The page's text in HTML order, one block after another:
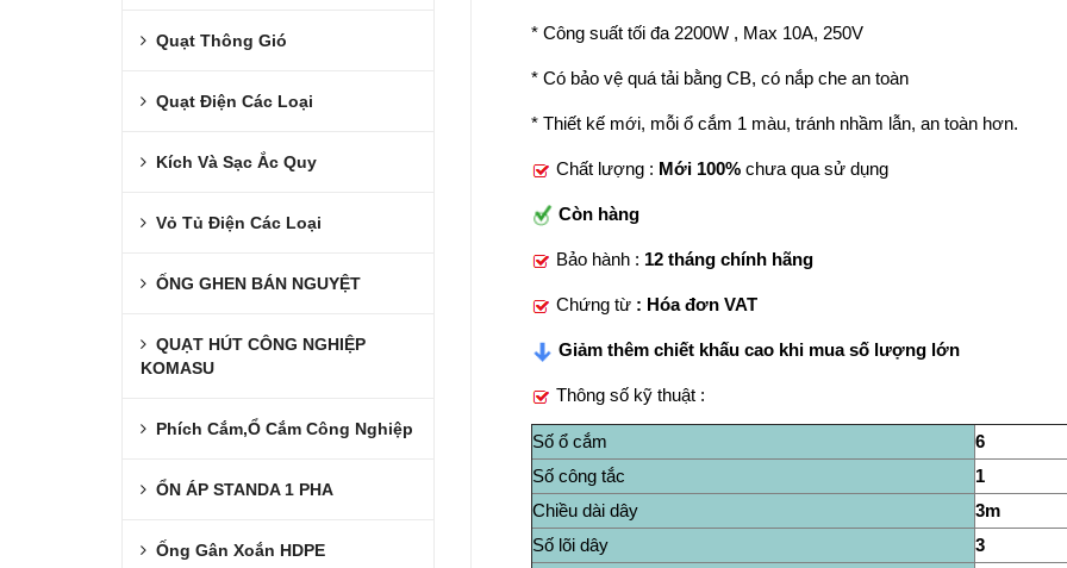
Quạt Thông Gió
Quạt Điện Các Loại
Kích Và Sạc Ắc Quy
Vỏ Tủ Điện Các Loại
ỐNG GHEN BÁN NGUYỆT
QUẠT HÚT CÔNG NGHIỆP
KOMASU
Phích Cắm,Ổ Cắm Công Nghiệp
ỔN ÁP STANDA 1 PHA
Ống Gân Xoắn HDPE
* Công suất tối đa 2200W , Max 10A, 250V
* Có bảo vệ quá tải bằng CB, có nắp che an toàn
* Thiết kế mới, mỗi ổ cắm 1 màu, tránh nhầm lẫn, an toàn hơn.
Chất lượng : Mới 100% chưa qua sử dụng
Còn hàng
Bảo hành : 12 tháng chính hãng
Chứng từ : Hóa đơn VAT
Giảm thêm chiết khấu cao khi mua số lượng lớn
Thông số kỹ thuật :
Số ổ cắm
6
Số công tắc
1
Chiều dài dây
3m
Số lõi dây
3